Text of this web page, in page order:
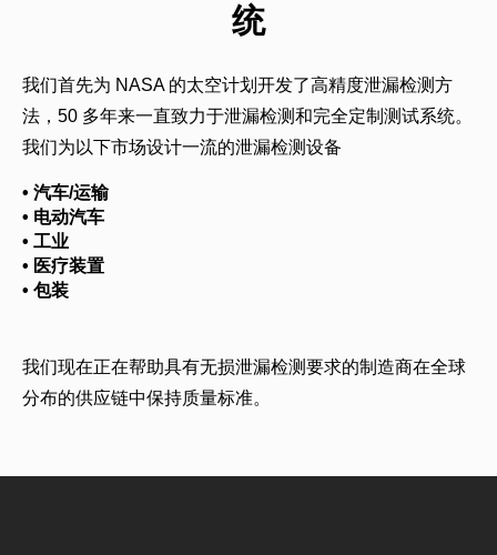
统
我们首先为 NASA 的太空计划开发了高精度泄漏检测方
法，50 多年来一直致力于泄漏检测和完全定制测试系统。
我们为以下市场设计一流的泄漏检测设备
• 汽车/运输
• 电动汽车
• 工业
• 医疗装置
• 包装
我们现在正在帮助具有无损泄漏检测要求的制造商在全球
分布的供应链中保持质量标准。